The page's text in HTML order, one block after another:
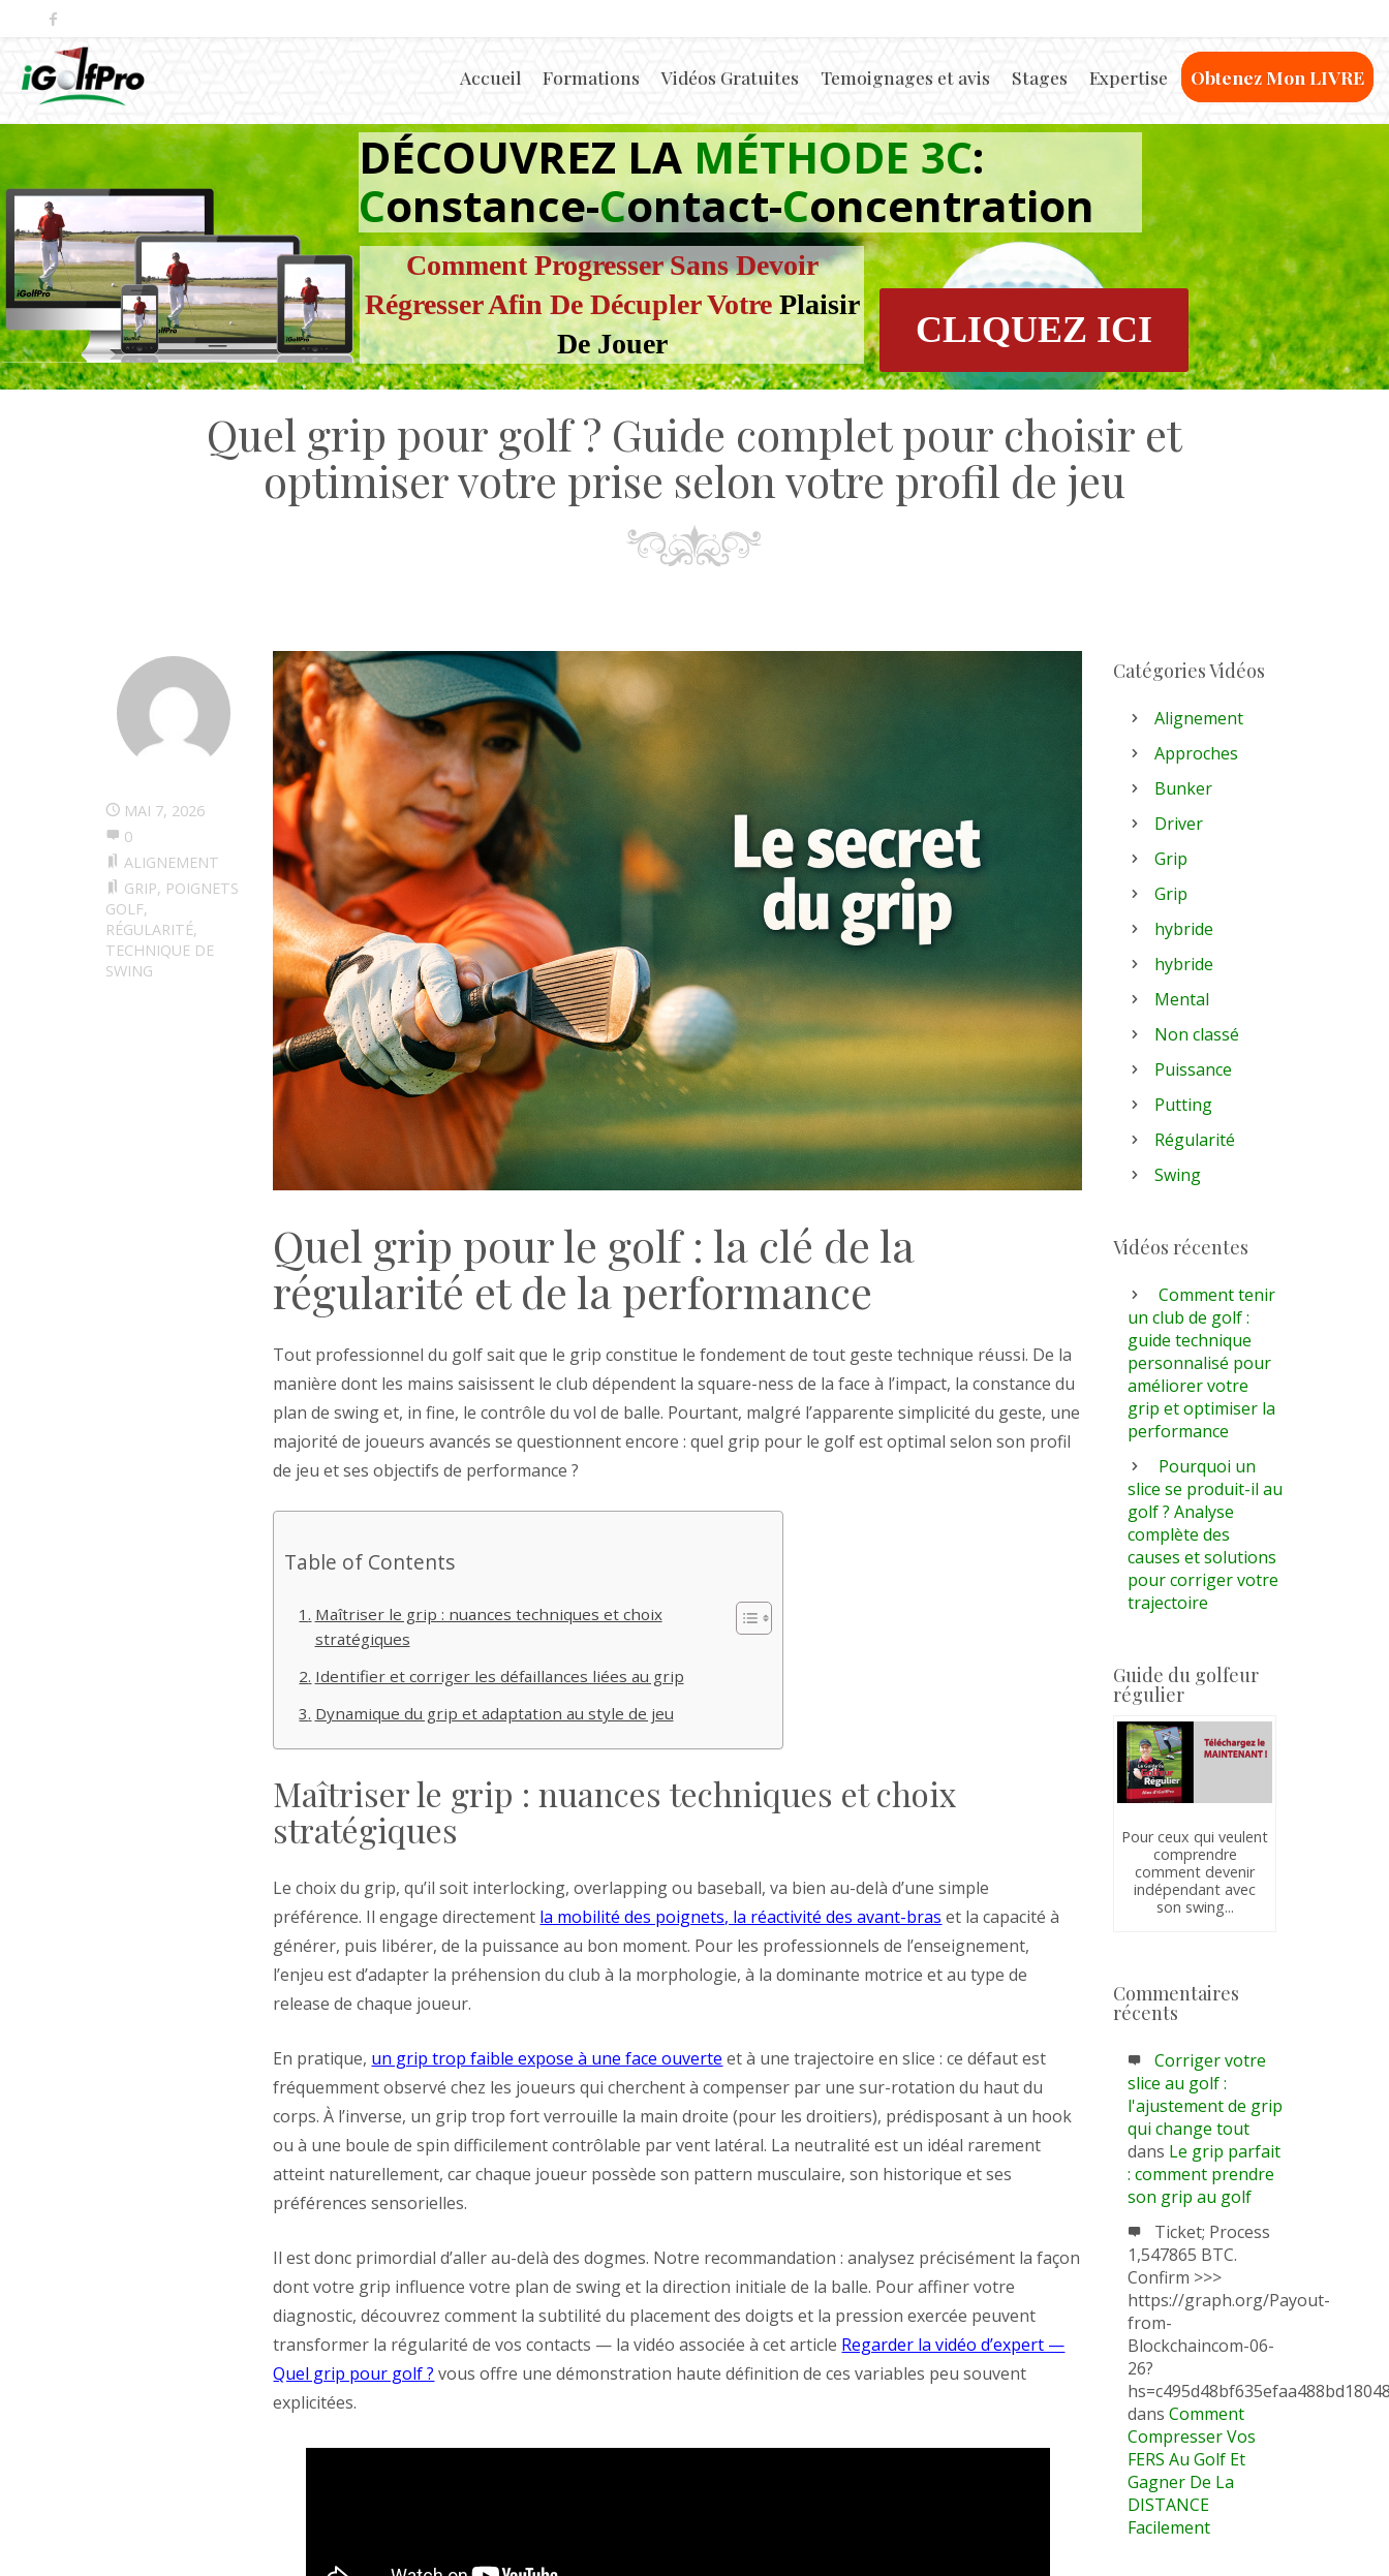
Accueil Formations Vidéos Gratuites Temoignages et avis Stages Expertise Obtenez Mon LIVRE
DÉCOUVREZ LA MÉTHODE 3C:
Constance-Contact-Concentration
Comment Progresser Sans Devoir
Régresser Afin De Décupler VotrePlaisir
De Jouer
CLIQUEZ ICI
Quel grip pour golf ? Guide complet pour choisir et
optimiser votre prise selon votre profil de jeu
MAI 7, 2026
0
ALIGNEMENT
GRIP, POIGNETS
GOLF,
RÉGULARITÉ,
TECHNIQUE DE
SWING
Quel grip pour le golf : la clé de la
régularité et de la performance
Tout professionnel du golf sait que le grip constitue le fondement de tout geste technique réussi. De la
manière dont les mains saisissent le club dépendent la square-ness de la face à l’impact, la constance du
plan de swing et, in fine, le contrôle du vol de balle. Pourtant, malgré l’apparente simplicité du geste, une
majorité de joueurs avancés se questionnent encore : quel grip pour le golf est optimal selon son profil
de jeu et ses objectifs de performance ?
Table of Contents
Maîtriser le grip : nuances techniques et choix
stratégiques
Identifier et corriger les défaillances liées au grip
Dynamique du grip et adaptation au style de jeu
Maîtriser le grip : nuances techniques et choix
stratégiques
Le choix du grip, qu’il soit interlocking, overlapping ou baseball, va bien au-delà d’une simple
préférence. Il engage directement la mobilité des poignets, la réactivité des avant-bras et la capacité à
générer, puis libérer, de la puissance au bon moment. Pour les professionnels de l’enseignement,
l’enjeu est d’adapter la préhension du club à la morphologie, à la dominante motrice et au type de
release de chaque joueur.
En pratique, un grip trop faible expose à une face ouverte et à une trajectoire en slice : ce défaut est
fréquemment observé chez les joueurs qui cherchent à compenser par une sur-rotation du haut du
corps. À l’inverse, un grip trop fort verrouille la main droite (pour les droitiers), prédisposant à un hook
ou à une boule de spin difficilement contrôlable par vent latéral. La neutralité est un idéal rarement
atteint naturellement, car chaque joueur possède son pattern musculaire, son historique et ses
préférences sensorielles.
Il est donc primordial d’aller au-delà des dogmes. Notre recommandation : analysez précisément la façon
dont votre grip influence votre plan de swing et la direction initiale de la balle. Pour affiner votre
diagnostic, découvrez comment la subtilité du placement des doigts et la pression exercée peuvent
transformer la régularité de vos contacts — la vidéo associée à cet article Regarder la vidéo d’expert —
Quel grip pour golf ? vous offre une démonstration haute définition de ces variables peu souvent
explicitées.
Catégories Vidéos
Alignement
Approches
Bunker
Driver
Grip
Grip
hybride
hybride
Mental
Non classé
Puissance
Putting
Régularité
Swing
Vidéos récentes
Comment tenir
un club de golf :
guide technique
personnalisé pour
améliorer votre
grip et optimiser la
performance
Pourquoi un
slice se produit-il au
golf ? Analyse
complète des
causes et solutions
pour corriger votre
trajectoire
Guide du golfeur
régulier
Pour ceux qui veulent
comprendre
comment devenir
indépendant avec
son swing...
Commentaires
récents
Corriger votre
slice au golf :
l'ajustement de grip
qui change tout
dans Le grip parfait
: comment prendre
son grip au golf
Ticket; Process
1,547865 BTC.
Confirm >>>
https://graph.org/Payout-
from-
Blockchaincom-06-
26?
dans Comment
Compresser Vos
FERS Au Golf Et
Gagner De La
DISTANCE
Facilement